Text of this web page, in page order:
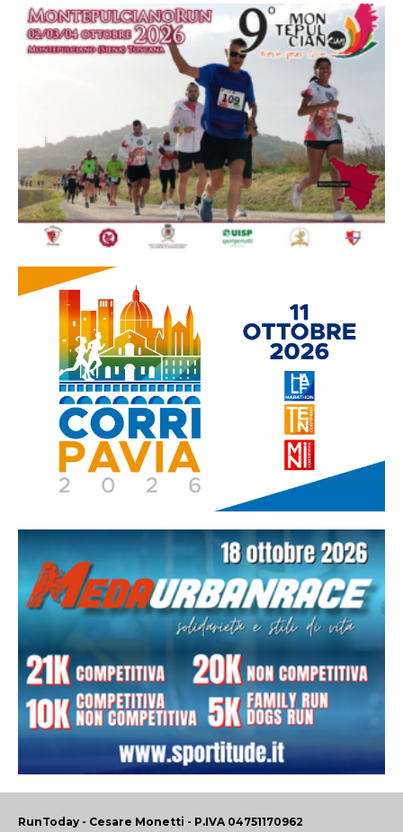
RunToday - Cesare Monetti - P.IVA 04751170962